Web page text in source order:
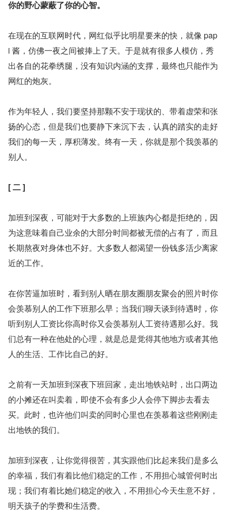
你的野心蒙蔽了你的心智。
在现在的互联网时代，网红似乎比明星要来的快，就像 pap
i 酱，仿佛一夜之间被捧上了天。于是就有很多人模仿，秀
出各自的花拳绣腿，没有知识内涵的支撑，最终也只能作为
网红的炮灰。
作为年轻人，我们要坚持那颗不安于现状的、带着虚荣和张
扬的心态，但是我们也要静下来沉下去，认真的踏实的走好
我们的每一天，厚积薄发。终有一天，你就是那个我羡慕的
别人。
[ 二 ]
加班到深夜，可能对于大多数的上班族内心都是拒绝的，因
为这意味着自己业余的大部分时间都被无偿的占有了，而且
长期熬夜对身体也不好。大多数人都渴望一份钱多活少离家
近的工作。
在你苦逼加班时，看到别人晒在朋友圈朋友聚会的照片时你
会羡慕别人的工作下班那么早；当我们聊天谈到待遇时，你
听到别人工资比你高时你又会羡慕别人工资待遇那么好。我
们总有一种在他处的心理，就是总是觉得其他地方或者其他
人的生活、工作比自己的好。
之前有一天加班到深夜下班回家，走出地铁站时，出口两边
的小摊还在叫卖着，即使不会有多少人会停下脚步去看去
买。此时，也许他们叫卖的同时心里也在羡慕着这些刚刚走
出地铁的我们。
加班到深夜，让你觉得很苦，其实跟他们比起来我们是多么
的幸福，我们有着比他们稳定的工作，不用担心城管何时出
现；我们有着比她们稳定的收入，不用担心今天生意不好，
明天孩子的学费和生活费。